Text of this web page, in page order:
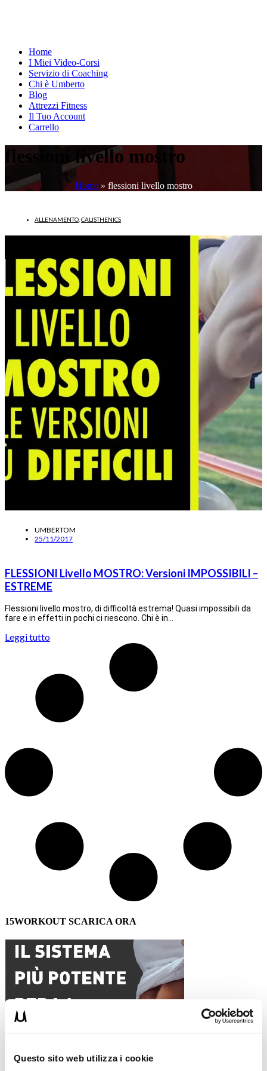
Questo sito web utilizza i cookie
Home
I Miei Video-Corsi
Servizio di Coaching
Chi è Umberto
Blog
Attrezzi Fitness
Il Tuo Account
Carrello
flessioni livello mostro
Home» flessioni livello mostro
ALLENAMENTO CALISTHENICS
UMBERTOM
25/11/2017
FLESSIONI Livello MOSTRO: Versioni IMPOSSIBILI –
ESTREME
Flessioni livello mostro, di difficoltà estrema! Quasi impossibili da
fare e in effetti in pochi ci riescono. Chi è in…
Leggi tutto
15WORKOUT SCARICA ORA